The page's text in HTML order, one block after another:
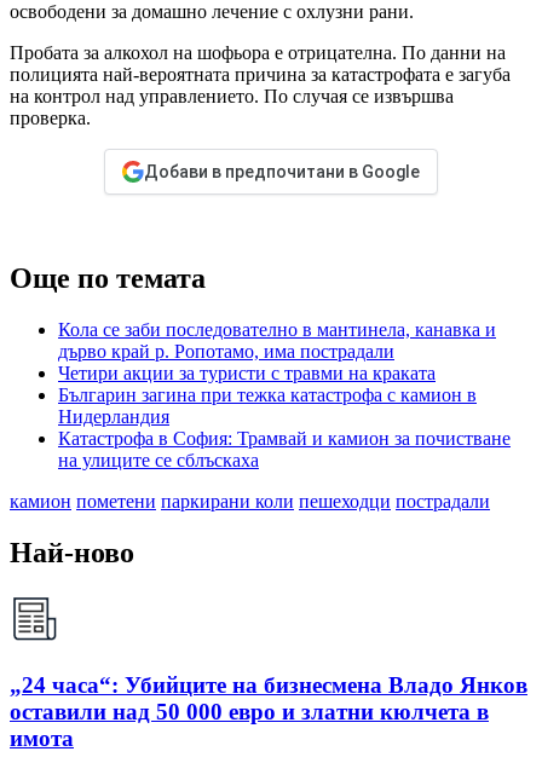
освободени за домашно лечение с охлузни рани.
Пробата за алкохол на шофьора е отрицателна. По данни на
полицията най-вероятната причина за катастрофата е загуба
на контрол над управлението. По случая се извършва
проверка.
Добави в предпочитани в Google
Още по темата
Кола се заби последователно в мантинела, канавка и
дърво край р. Ропотамо, има пострадали
Четири акции за туристи с травми на краката
Българин загина при тежка катастрофа с камион в
Нидерландия
Катастрофа в София: Трамвай и камион за почистване
на улиците се сблъскаха
камион пометени паркирани коли пешеходци пострадали
Най-ново
„24 часа“: Убийците на бизнесмена Владо Янков
оставили над 50 000 евро и златни кюлчета в
имота